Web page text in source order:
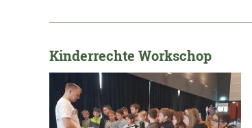
Kinderrechte Workschop